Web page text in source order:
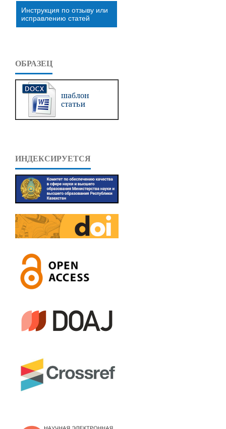
Инструкция по отзыву или
исправлению статей
ОБРАЗЕЦ
ИНДЕКСИРУЕТСЯ